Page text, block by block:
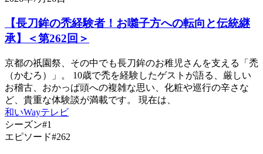
【長刀鉾の禿経験者！お囃子方への転向と伝統継
承】＜第262回＞
京都の祇園祭、その中でも長刀鉾のお稚児さんを支える「禿
（かむろ）」。 10歳で禿を経験したゲストが語る、厳しい
お稽古、おかっぱ頭への複雑な思い、化粧や巡行の辛さな
ど、貴重な体験談が満載です。 現在は、
和いWayテレビ
シーズン#1
エピソード#262